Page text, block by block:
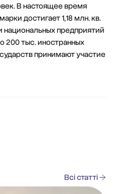
В настоящее время
достигает 1,18 млн. кв.
национальных предприятий
200 тыс. иностранных
принимают участие
Всі статті